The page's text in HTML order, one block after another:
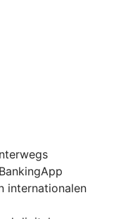
internationalen